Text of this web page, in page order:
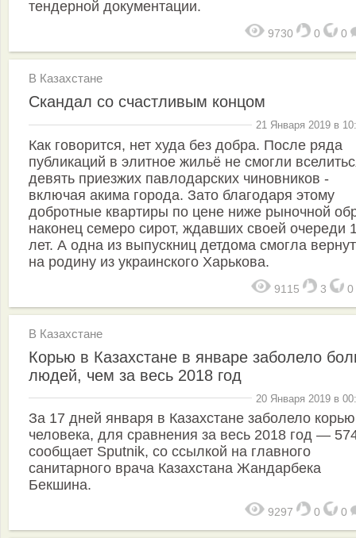
тендерной документации.
9730 0 0
В Казахстане
Скандал со счастливым концом
21 Января 2019 в
Как говорится, нет худа без добра. После ряда
публикаций в элитное жильё не смогли
девять приезжих павлодарских чиновников -
включая акима города. Зато благодаря этому
добротные квартиры по цене ниже рыночной
наконец семеро сирот, ждавших своей очереди
лет. А одна из выпускниц детдома смогла
на родину из украинского Харькова.
9115 3 0
В Казахстане
Корью в Казахстане в январе заболело
людей, чем за весь 2018 год
20 Января 2019 в
За 17 дней января в Казахстане заболело
человека, для сравнения за весь 2018 год —
сообщает Sputnik, со ссылкой на главного
санитарного врача Казахстана Жандарбека
Бекшина.
9297 0 0